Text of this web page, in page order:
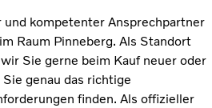
kompetenter Ansprechpartner
Raum Pinneberg. Als Standort
Sie gerne beim Kauf neuer oder
genau das richtige
finden. Als offizieller